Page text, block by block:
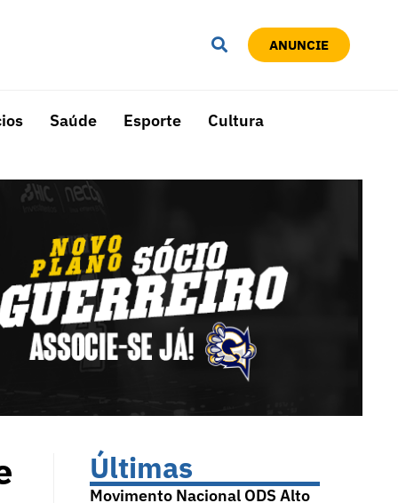
ANUNCIE
Saúde Esporte Cultura
Últimas
Movimento Nacional ODS Alto